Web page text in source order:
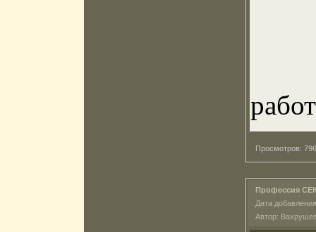
Просмотров:
Профессия
Дата
Автор: